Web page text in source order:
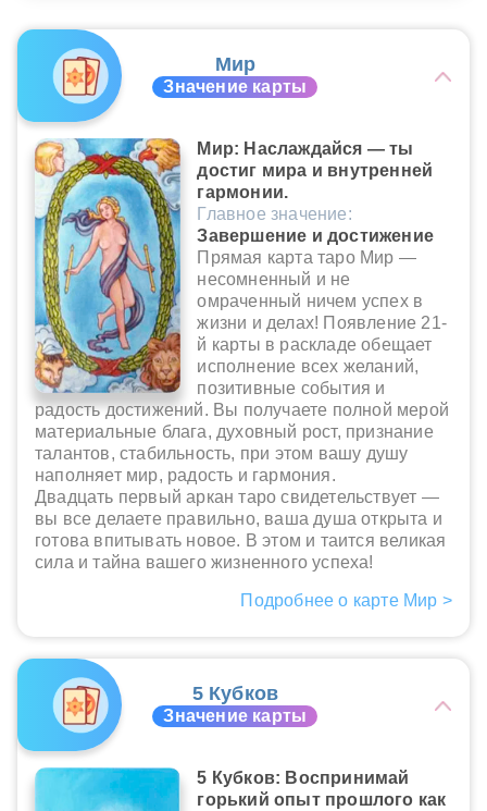
Мир
Значение карты
Мир: Наслаждайся — ты
достиг мира и внутренней
гармонии.
Главное значение:
Завершение и достижение
Прямая карта таро Мир —
несомненный и не
омраченный ничем успех в
жизни и делах! Появление 21-
й карты в раскладе обещает
исполнение всех желаний,
позитивные события и
радость достижений. Вы получаете полной мерой
материальные блага, духовный рост, признание
талантов, стабильность, при этом вашу душу
наполняет мир, радость и гармония.
Двадцать первый аркан таро свидетельствует —
вы все делаете правильно, ваша душа открыта и
готова впитывать новое. В этом и таится великая
сила и тайна вашего жизненного успеха!
Подробнее о карте Мир >
5 Кубков
Значение карты
5 Кубков: Воспринимай
горький опыт прошлого как